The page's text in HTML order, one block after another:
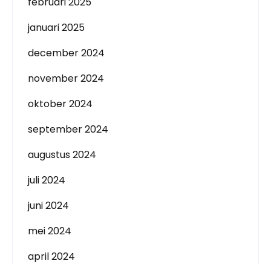
januari 2025
december 2024
november 2024
oktober 2024
september 2024
augustus 2024
juli 2024
juni 2024
mei 2024
april 2024